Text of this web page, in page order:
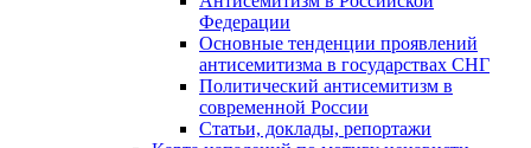
Федерации
Основные тенденции проявлений
антисемитизма в государствах СНГ
Политический антисемитизм в
современной России
Статьи, доклады, репортажи